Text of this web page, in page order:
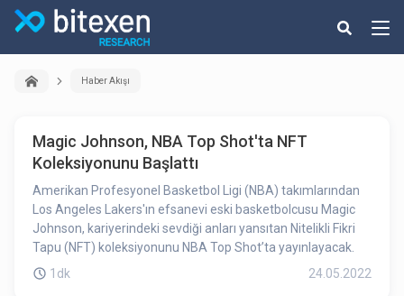
Haber Akışı
Magic Johnson, NBA Top Shot'ta NFT
Koleksiyonunu Başlattı
Amerikan Profesyonel Basketbol Ligi (NBA) takımlarından
Los Angeles Lakers'ın efsanevi eski basketbolcusu Magic
Johnson, kariyerindeki sevdiği anları yansıtan Nitelikli Fikri
Tapu (NFT) koleksiyonunu NBA Top Shot’ta yayınlayacak.
1dk
24.05.2022